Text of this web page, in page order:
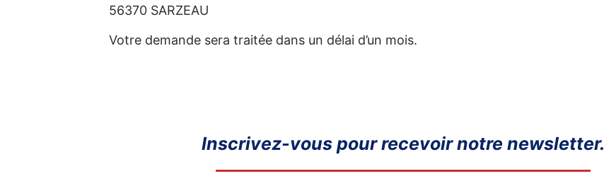
56370 SARZEAU
Votre demande sera traitée dans un délai d’un mois.
Inscrivez-vous pour recevoir notre newsletter.